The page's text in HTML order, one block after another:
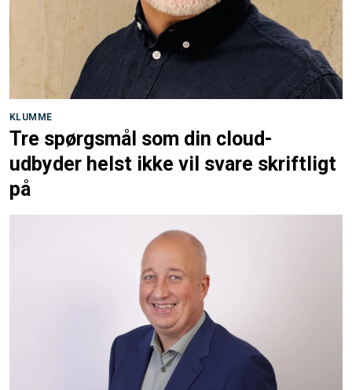
KLUMME
Tre spørgsmål som din cloud-
udbyder helst ikke vil svare skriftligt
på